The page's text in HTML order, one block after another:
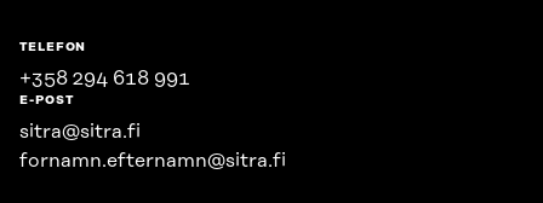
TELEFON
+358 294 618 991
E-POST
sitra@sitra.fi
fornamn.efternamn@sitra.fi